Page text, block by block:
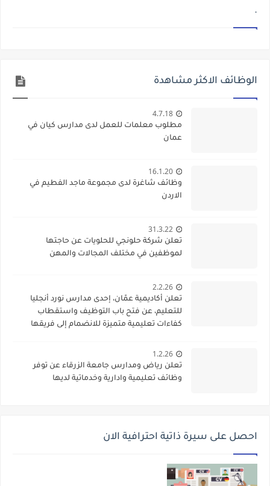
.
الوظائف الاكثر مشاهدة
4.7.18
مطلوب معلمات للعمل لدى مدارس كيان في
عمان
16.1.20
وظائف شاغرة لدى مجموعة ماجد الفطيم في
الاردن
31.3.22
تعلن شركة حلونجي للحلويات عن حاجتها
لموظفين في مختلف المجالات والمهن
2.2.26
تعلن أكاديمية عمّان، إحدى مدارس نورد أنجليا
للتعليم، عن فتح باب التوظيف واستقطاب
كفاءات تعليمية متميزة للانضمام إلى فريقها
1.2.26
تعلن رياض ومدارس جامعة الزرقاء عن توفر
وظائف تعليمية وادارية وخدماتية لديها
احصل على سيرة ذاتية احترافية الان